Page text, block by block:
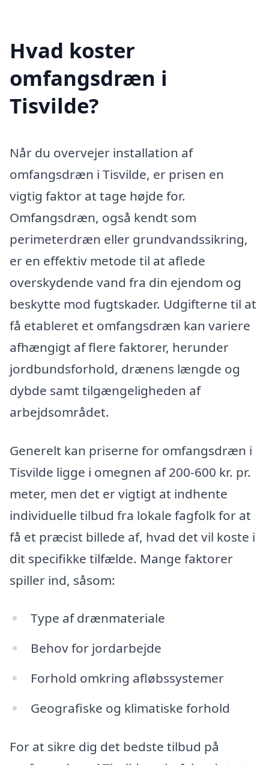
Hvad koster
omfangsdræn i
Tisvilde?
Når du overvejer installation af
omfangsdræn i Tisvilde, er prisen en
vigtig faktor at tage højde for.
Omfangsdræn, også kendt som
perimeterdræn eller grundvandssikring,
er en effektiv metode til at aflede
overskydende vand fra din ejendom og
beskytte mod fugtskader. Udgifterne til at
få etableret et omfangsdræn kan variere
afhængigt af flere faktorer, herunder
jordbundsforhold, drænens længde og
dybde samt tilgængeligheden af
arbejdsområdet.
Generelt kan priserne for omfangsdræn i
Tisvilde ligge i omegnen af 200-600 kr. pr.
meter, men det er vigtigt at indhente
individuelle tilbud fra lokale fagfolk for at
få et præcist billede af, hvad det vil koste i
dit specifikke tilfælde. Mange faktorer
spiller ind, såsom:
Type af drænmateriale
Behov for jordarbejde
Forhold omkring afløbssystemer
Geografiske og klimatiske forhold
For at sikre dig det bedste tilbud på